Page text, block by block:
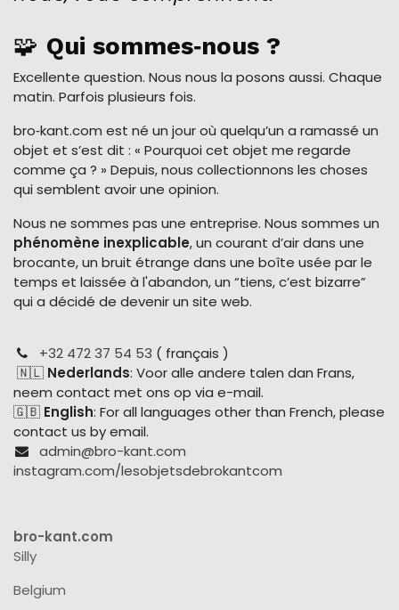
🧩 Qui sommes‑nous ?
Excellente question. Nous nous la posons aussi. Chaque
matin. Parfois plusieurs fois.
bro‑kant.com est né un jour où quelqu’un a ramassé un
objet et s’est dit : « Pourquoi cet objet me regarde
comme ça ? » Depuis, nous collectionnons les choses
qui semblent avoir une opinion.
Nous ne sommes pas une entreprise. Nous sommes un
phénomène inexplicable, un courant d’air dans une
brocante, un bruit étrange dans une boîte usée par le
temps et laissée à l'abandon, un “tiens, c’est bizarre”
qui a décidé de devenir un site web.
+32 472 37 54 53 ( français )
🇳🇱 Nederlands: Voor alle andere talen dan Frans,
neem contact met ons op via e-mail.
🇬🇧 English: For all languages other than French, please
contact us by email.
admin@bro-kant.com
instagram.com/lesobjetsdebrokantcom
bro-kant.com
Silly
Belgium